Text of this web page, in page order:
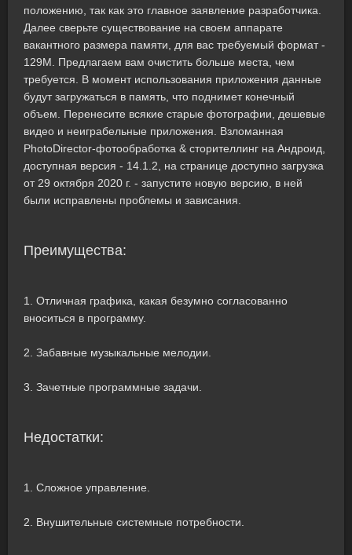
положению, так как это главное заявление разработчика.
Далее сверьте существование на своем аппарате
вакантного размера памяти, для вас требуемый формат -
129M. Предлагаем вам очистить больше места, чем
требуется. В момент использования приложения данные
будут загружаться в память, что поднимет конечный
объем. Перенесите всякие старые фотографии, дешевые
видео и неиграбельные приложения. Взломанная
PhotoDirector-фотообработка & сторителлинг на Андроид,
доступная версия - 14.1.2, на странице доступно загрузка
от 29 октября 2020 г. - запустите новую версию, в ней
были исправлены проблемы и зависания.
Преимущества:
1. Отличная графика, какая безумно согласованно
вноситься в программу.
2. Забавные музыкальные мелодии.
3. Зачетные программные задачи.
Недостатки:
1. Сложное управление.
2. Внушительные системные потребности.